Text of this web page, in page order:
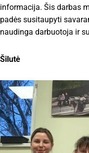
informacija. Šis darbas
padės susitaupyti
naudinga darbuotoja ir
Šilutė